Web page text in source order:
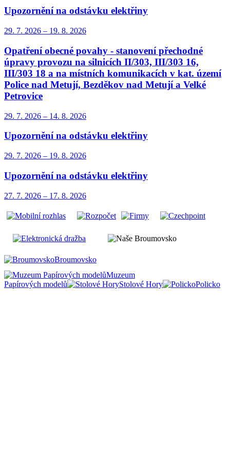
Upozornění na odstávku elektřiny
29. 7. 2026 – 19. 8. 2026
Opatření obecné povahy - stanovení přechodné
úpravy provozu na silnicích II/303, III/303 16,
III/303 18 a na místních komunikacích v kat. území
Police nad Metují, Bezděkov nad Metují a Velké
Petrovice
29. 7. 2026 – 14. 8. 2026
Upozornění na odstávku elektřiny
29. 7. 2026 – 19. 8. 2026
Upozornění na odstávku elektřiny
27. 7. 2026 – 17. 8. 2026
Broumovsko
Muzeum
Papírových modelů
Stolové Hory Policko